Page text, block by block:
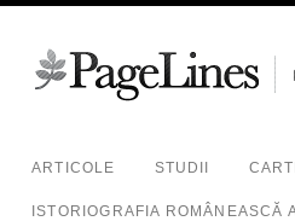
ARTICOLE STUDII CARTI
ISTORIOGRAFIA